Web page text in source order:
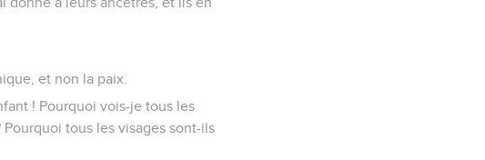
et non la paix.
! Pourquoi vois-je tous les
tous les visages sont-ils